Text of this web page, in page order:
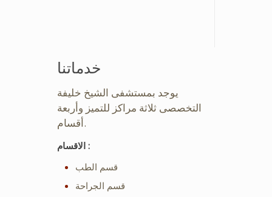
خدماتنا
يوجد بمستشفى الشيخ خليفة
التخصصى ثلاثة مراكز للتميز وأربعة
أقسام.
الاقسام :
قسم الطب
قسم الجراحة